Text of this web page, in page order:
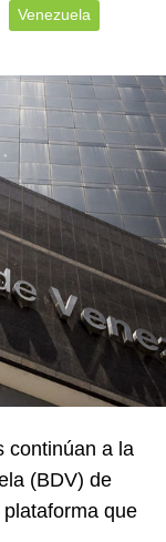
Venezuela
continúan a la
(BDV) de
que